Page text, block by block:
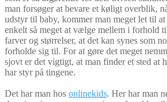
man forsøger at bevare et køligt overblik,
udstyr til baby, kommer man meget let til
enkelt så meget at vælge mellem i forhold
farver og størrelser, at det kan synes som
forholde sig til. For at gøre det meget
sjovt er det vigtigt, at man finder et sted at
har styr på tingene.
Det har man hos onlinekids. Her har man